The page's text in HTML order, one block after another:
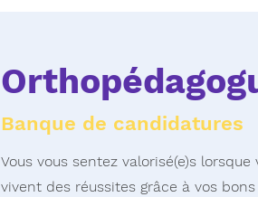
Banque de candidatures
Vous vous sentez valorisé(e)s
vivent des réussites grâce à vos